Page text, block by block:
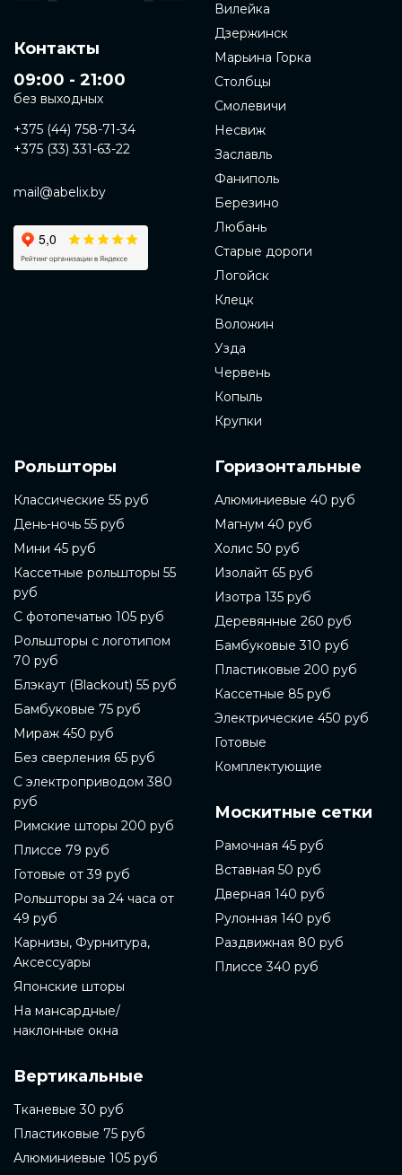
Контакты
09:00 - 21:00
без выходных
+375 (44) 758-71-34
+375 (33) 331-63-22
mail@abelix.by
Вилейка
Дзержинск
Марьина Горка
Столбцы
Смолевичи
Несвиж
Заславль
Фаниполь
Березино
Любань
Старые дороги
Логойск
Клецк
Воложин
Узда
Червень
Копыль
Крупки
Рольшторы
Классические 55 руб
День-ночь 55 руб
Мини 45 руб
Кассетные рольшторы 55
руб
С фотопечатью 105 руб
Рольшторы с логотипом
70 руб
Блэкаут (Blackout) 55 руб
Бамбуковые 75 руб
Мираж 450 руб
Без сверления 65 руб
С электроприводом 380
руб
Римские шторы 200 руб
Плиссе 79 руб
Готовые от 39 руб
Рольшторы за 24 часа от
49 руб
Карнизы, Фурнитура,
Аксессуары
Японские шторы
На мансардные/
наклонные окна
Вертикальные
Тканевые 30 руб
Пластиковые 75 руб
Алюминиевые 105 руб
Горизонтальные
Алюминиевые 40 руб
Магнум 40 руб
Холис 50 руб
Изолайт 65 руб
Изотра 135 руб
Деревянные 260 руб
Бамбуковые 310 руб
Пластиковые 200 руб
Кассетные 85 руб
Электрические 450 руб
Готовые
Комплектующие
Москитные сетки
Рамочная 45 руб
Вставная 50 руб
Дверная 140 руб
Рулонная 140 руб
Раздвижная 80 руб
Плиссе 340 руб